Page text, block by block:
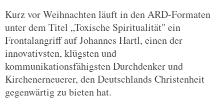
Kurz vor Weihnachten läuft in den ARD-Formaten
unter dem Titel „Toxische Spiritualität" ein
Frontalangriff auf Johannes Hartl, einen der
innovativsten, klügsten und
kommunikationsfähigsten Durchdenker und
Kirchenerneuerer, den Deutschlands Christenheit
gegenwärtig zu bieten hat.